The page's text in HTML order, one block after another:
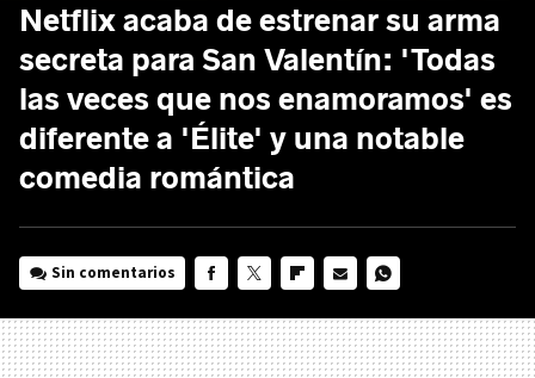
Netflix acaba de estrenar su arma
secreta para San Valentín: 'Todas
las veces que nos enamoramos' es
diferente a 'Élite' y una notable
comedia romántica
Sin comentarios
MAIL